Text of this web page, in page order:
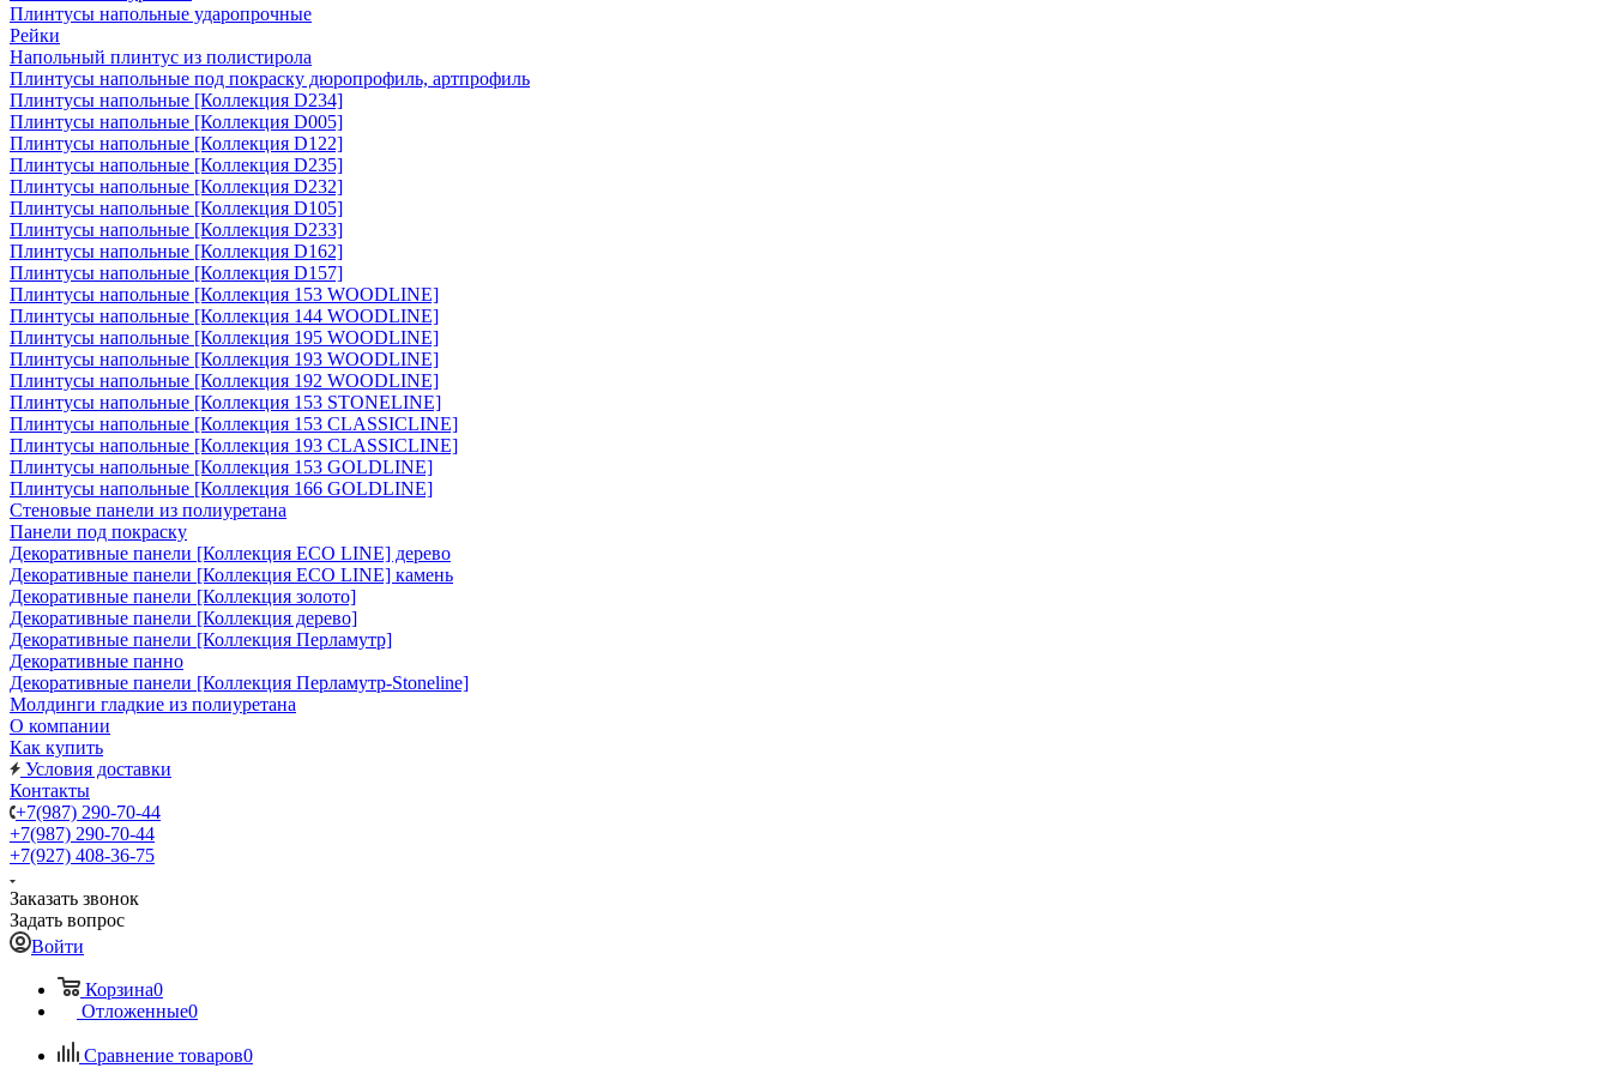
Плинтусы напольные ударопрочные
Рейки
Напольный плинтус из полистирола
Плинтусы напольные под покраску дюропрофиль, артпрофиль
Плинтусы напольные [Коллекция D234]
Плинтусы напольные [Коллекция D005]
Плинтусы напольные [Коллекция D122]
Плинтусы напольные [Коллекция D235]
Плинтусы напольные [Коллекция D232]
Плинтусы напольные [Коллекция D105]
Плинтусы напольные [Коллекция D233]
Плинтусы напольные [Коллекция D162]
Плинтусы напольные [Коллекция D157]
Плинтусы напольные [Коллекция 153 WOODLINE]
Плинтусы напольные [Коллекция 144 WOODLINE]
Плинтусы напольные [Коллекция 195 WOODLINE]
Плинтусы напольные [Коллекция 193 WOODLINE]
Плинтусы напольные [Коллекция 192 WOODLINE]
Плинтусы напольные [Коллекция 153 STONELINE]
Плинтусы напольные [Коллекция 153 CLASSICLINE]
Плинтусы напольные [Коллекция 193 CLASSICLINE]
Плинтусы напольные [Коллекция 153 GOLDLINE]
Плинтусы напольные [Коллекция 166 GOLDLINE]
Стеновые панели из полиуретана
Панели под покраску
Декоративные панели [Коллекция ECO LINE] дерево
Декоративные панели [Коллекция ECO LINE] камень
Декоративные панели [Коллекция золото]
Декоративные панели [Коллекция дерево]
Декоративные панели [Коллекция Перламутр]
Декоративные панно
Декоративные панели [Коллекция Перламутр-Stoneline]
Молдинги гладкие из полиуретана
О компании
Как купить
Условия доставки
Контакты
+7(987) 290-70-44
+7(987) 290-70-44
+7(927) 408-36-75
Заказать звонок
Задать вопрос
Войти
Корзина0
Отложенные0
Сравнение товаров0